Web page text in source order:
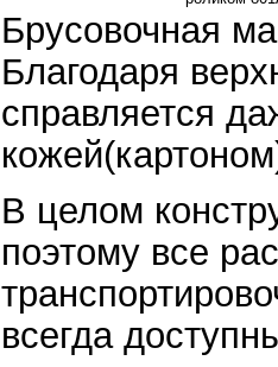
Брусовочная
Благодаря
справляется
В целом
поэтому все
всегда